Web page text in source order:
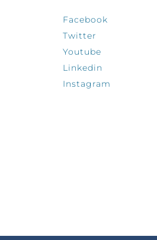
Facebook
Twitter
Youtube
Linkedin
Instagram